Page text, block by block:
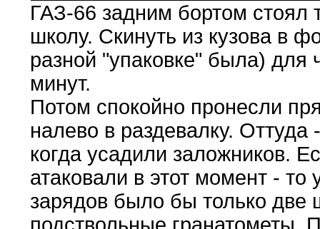
ГАЗ-66 задним бортом стоял
школу. Скинуть из кузова в
разной "упаковке" была)
минут.
Потом спокойно пронесли
налево в раздевалку.
когда усадили заложников.
атаковали в этот момент - то
зарядов было бы только две